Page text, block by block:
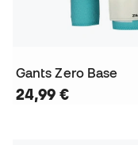
Gants Zero Base
24,99 €